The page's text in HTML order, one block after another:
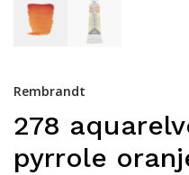
Rembrandt
278
pyrrole